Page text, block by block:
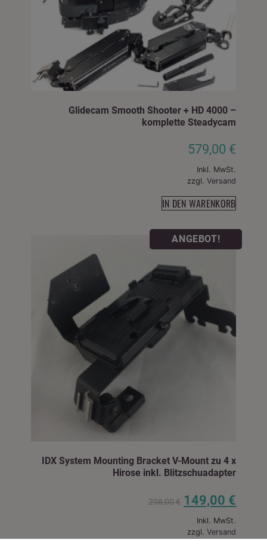
Glidecam Smooth Shooter + HD 4000 –
komplette Steadycam
579,00 €
Inkl. MwSt.
zzgl.Versand
IN DEN WARENKORB
ANGEBOT!
IDX System Mounting Bracket V-Mount zu 4 x
Hirose inkl. Blitzschuadapter
298,00€ 149,00 €
Inkl. MwSt.
zzgl.Versand